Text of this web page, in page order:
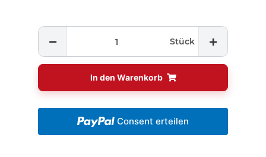
Stück
In den Warenkorb
Consent erteilen